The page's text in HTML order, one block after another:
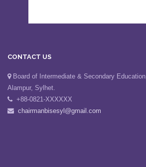
Board of Intermediate & Secondary Education,
Alampur, Sylhet.
+88-0821-XXXXXX